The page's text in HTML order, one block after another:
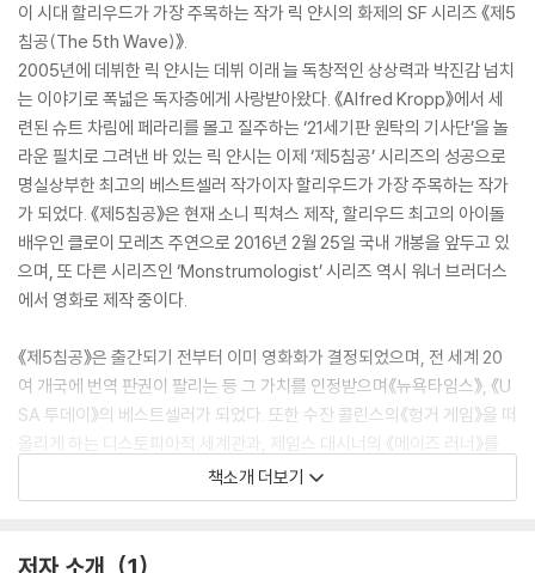
이 시대 할리우드가 가장 주목하는 작가 릭 얀시의 화제의 SF 시리즈 《제5
침공(The 5th Wave)》.
2005년에 데뷔한 릭 얀시는 데뷔 이래 늘 독창적인 상상력과 박진감 넘치
는 이야기로 폭넓은 독자층에게 사랑받아왔다. 《Alfred Kropp》에서 세
련된 슈트 차림에 페라리를 몰고 질주하는 ‘21세기판 원탁의 기사단’을 놀
라운 필치로 그려낸 바 있는 릭 얀시는 이제 ‘제5침공’ 시리즈의 성공으로
명실상부한 최고의 베스트셀러 작가이자 할리우드가 가장 주목하는 작가
가 되었다. 《제5침공》은 현재 소니 픽쳐스 제작, 할리우드 최고의 아이돌
배우인 클로이 모레츠 주연으로 2016년 2월 25일 국내 개봉을 앞두고 있
으며, 또 다른 시리즈인 ‘Monstrumologist’ 시리즈 역시 워너 브러더스
에서 영화로 제작 중이다.
《제5침공》은 출간되기 전부터 이미 영화화가 결정되었으며, 전 세계 20
여 개국에 번역 판권이 팔리는 등 그 가치를 인정받으며《뉴욕타임스》, 《U
SA 투데이》의 베스트셀러가 되었다. 또한 수잔 콜린스의《헝거 게임》을 떠
올리게 하는 디스토피아적 세계관과, 제임스 대시너의 《메이즈 러너》를
연상시키는 오락성으로 특히 젊은 독자층의 열광적인 지지를 얻으며 《북
리스트》, 미국청소년도서관협회 선정 2014년 최고의 YA 소설로 선정되
책소개 더보기
저자 소개 1